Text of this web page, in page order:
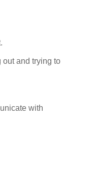
out and trying to
with